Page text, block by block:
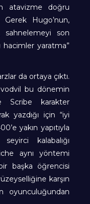
atavizme doğru
Hugo’nun,
sahnelemeyi son
yaratma”
da ortaya çıktı.
vodvil bu dönemin
Scribe karakter
yazdığı için “iyi
yakın yapıtıyla
kalabalığı
aynı yöntemi
başka öğrencisi
karşın
oyunculuğundan